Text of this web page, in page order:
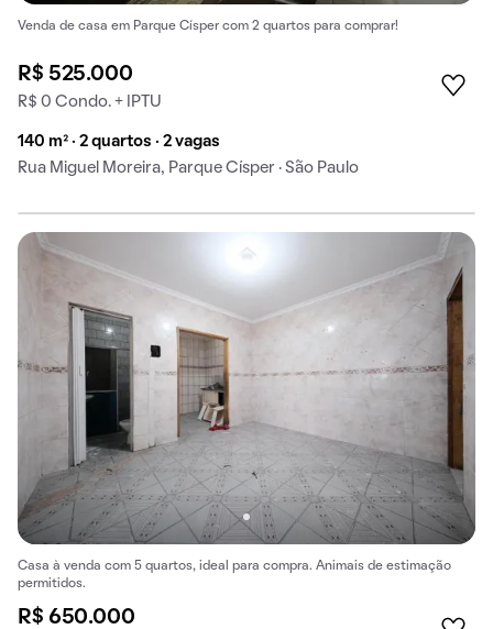
Venda de casa em Parque Císper com 2 quartos para comprar!
R$ 525.000
R$ 0 Condo. + IPTU
140 m² · 2 quartos · 2 vagas
Rua Miguel Moreira, Parque Císper · São Paulo
Casa à venda com 5 quartos, ideal para compra. Animais de estimação
permitidos.
R$ 650.000